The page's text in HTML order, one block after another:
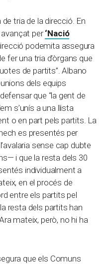
tria de la direcció. En
per‘Nació
podemita assegura
fer una tria d’òrgans que
de partits”. Albano
dels equips
que “la gent de
s’unís a una llista
o en part pels partits. La
es presentés per
sense cap dubte
i que la resta dels 30
individualment a
en el procés de
entre els partits pel
resta dels partits han
mateix, però, no hi ha
que els Comuns